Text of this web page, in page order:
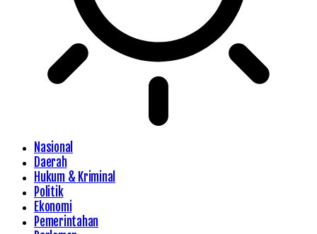
Nasional
Daerah
Hukum & Kriminal
Politik
Ekonomi
Pemerintahan